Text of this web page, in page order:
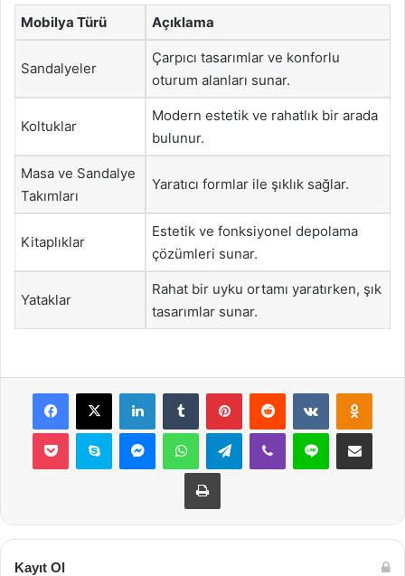
Mobilya Türü Açıklama
Sandalyeler
Çarpıcı tasarımlar ve konforlu
oturum alanları sunar.
Koltuklar
Modern estetik ve rahatlık bir arada
bulunur.
Masa ve Sandalye
Takımları
Yaratıcı formlar ile şıklık sağlar.
Kitaplıklar
Estetik ve fonksiyonel depolama
çözümleri sunar.
Yataklar
Rahat bir uyku ortamı yaratırken, şık
tasarımlar sunar.
Facebook
X LinkedInTumblr PinterestReddit VKontakte
Pocket Skype MessengerWhatsAppTelegramViber Line E-Posta ile
Yazdır
Kayıt Ol